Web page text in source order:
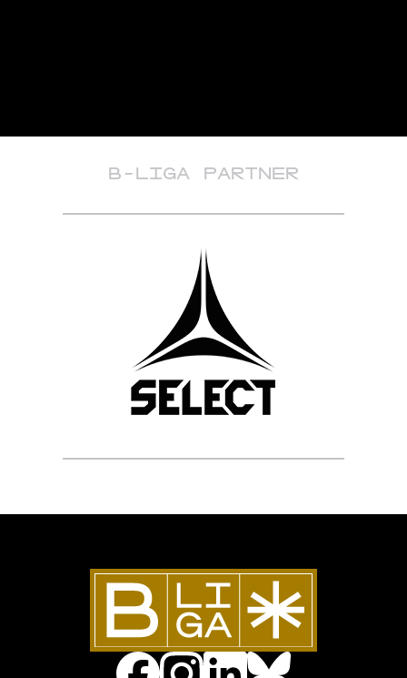
B-LIGA PARTNER